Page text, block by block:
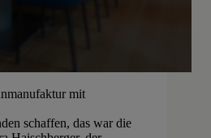
mit
schaffen, das war die